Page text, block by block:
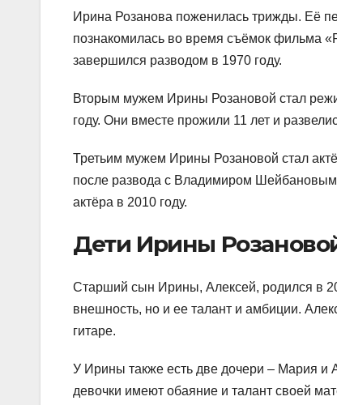
Ирина Розанова поженилась трижды. Её
познакомилась во время съёмок фильма
завершился разводом в 1970 году.
Вторым мужем Ирины Розановой стал
году. Они вместе прожили 11 лет и
Третьим мужем Ирины Розановой стал
после развода с Владимиром
актёра в 2010 году.
Дети Ирины
Старший сын Ирины, Алексей, родился в
внешность, но и ее талант и амбиции.
гитаре.
У Ирины также есть две дочери – Мария и
девочки имеют обаяние и талант своей